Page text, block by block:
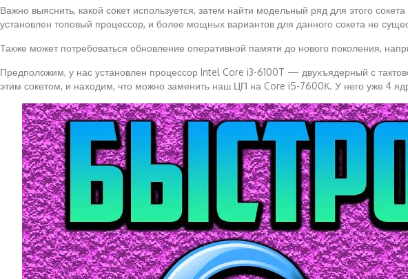
Важно выяснить, какой сокет используется, затем найти модельный ряд для этого
установлен топовый процессор, и более мощных вариантов для данного сокета не
Также может потребоваться обновление оперативной памяти до нового поколения,
Предположим, у нас установлен процессор Intel Core i3-6100T — двухъядерный с
этим сокетом, и находим, что можно заменить наш ЦП на Core i5-7600К. У него уже 4